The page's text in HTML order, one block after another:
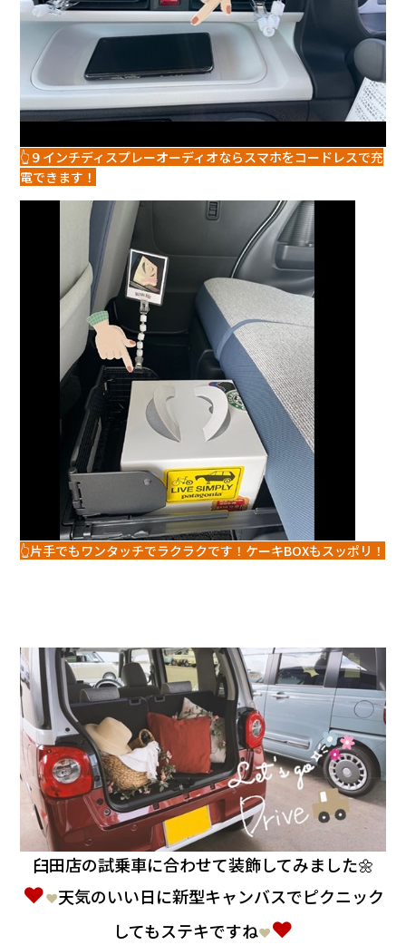
👆９インチディスプレーオーディオならスマホをコードレスで充
電できます！
👆片手でもワンタッチでラクラクです！ケーキBOXもスッポリ！
臼田店の試乗車に合わせて装飾してみました🌼
❤❤天気のいい日に新型キャンバスでピクニック
してもステキですね❤❤